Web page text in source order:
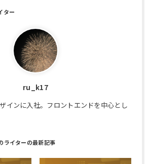
ru_k17
インに入社。フロントエンドを中心とし